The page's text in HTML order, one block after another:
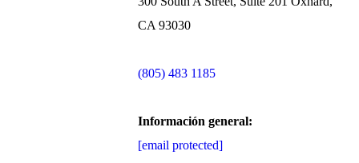
CA 93030
(805) 483 1185
Información general:
[email protected]